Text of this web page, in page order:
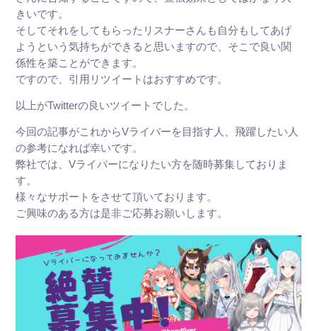
きいです。
そしてそれをしてもらったリスナーさんも自分もしてあげ
ようという気持ちができると思いますので、そこで良い関
係性を築ことができます。
ですので、引用リツイートはおすすめです。
以上がTwitterの良いツイートでした。
今回の記事がこれからVライバーを目指す人、飛躍したい人
の参考になれば幸いです。
弊社では、Vライバーになりたい方を随時募集しておりま
す。
様々なサポートをさせて頂いております。
ご興味のある方は是非ご応募お願いします。